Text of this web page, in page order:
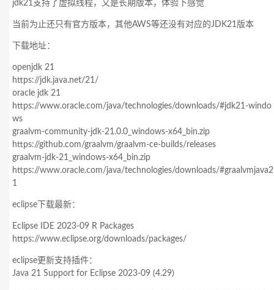
jdk21支持了虚拟线程，又是长期版本，体验下感觉
当前为止还只有官方版本，其他AWS等还没有对应的JDK21版本
下载地址：
openjdk 21
https://jdk.java.net/21/
oracle jdk 21
https://www.oracle.com/java/technologies/downloads/#jdk21-windo
ws
graalvm-community-jdk-21.0.0_windows-x64_bin.zip
https://github.com/graalvm/graalvm-ce-builds/releases
graalvm-jdk-21_windows-x64_bin.zip
https://www.oracle.com/java/technologies/downloads/#graalvmjava2
1
eclipse下载最新：
Eclipse IDE 2023-09 R Packages
https://www.eclipse.org/downloads/packages/
eclipse更新支持插件：
Java 21 Support for Eclipse 2023-09 (4.29)